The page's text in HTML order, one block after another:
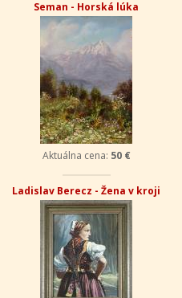
Seman - Horská lúka
Aktuálna cena: 50 €
Ladislav Berecz - Žena v kroji